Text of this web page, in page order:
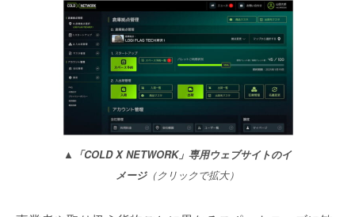
▲「COLD X NETWORK」専用ウェブサイトのイ
メージ（クリックで拡大）